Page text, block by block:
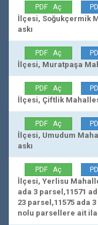
PDF Aç
İlçesi, Soğukçermik
askı
PDF Aç
İlçesi, Muratpaşa
PDF Aç
İlçesi, Çiftlik
PDF Aç
İlçesi, Umudum
askı
PDF Aç
İlçesi, Yerlisu
ada 3 parsel,11571
23 parsel,11575 ada
nolu parsellere ait